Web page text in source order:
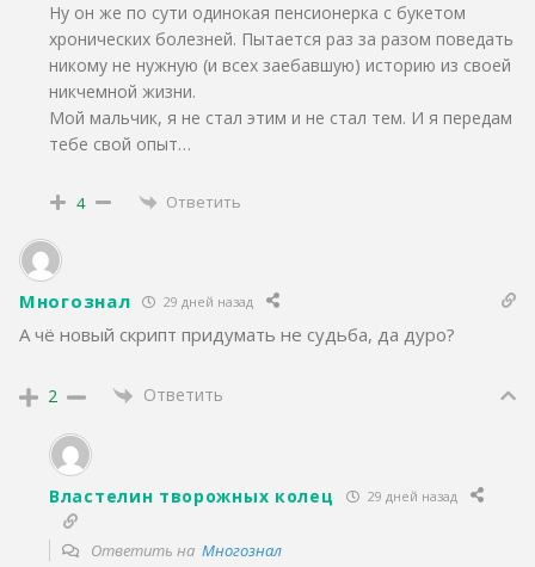
Ну он же по сути одинокая пенсионерка с букетом
хронических болезней. Пытается раз за разом поведать
никому не нужную (и всех заебавшую) историю из своей
никчемной жизни.
Мой мальчик, я не стал этим и не стал тем. И я передам
тебе свой опыт…
4 Ответить
Многознал 29 дней назад
А чё новый скрипт придумать не судьба, да дуро?
2 Ответить
Властелин творожных колец 29 дней назад
Ответить на Многознал